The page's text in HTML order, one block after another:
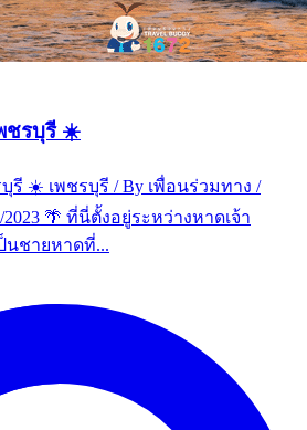
ชรบุรี ☀️
รี ☀️ เพชรบุรี / By เพื่อนร่วมทาง /
🌴 ที่นี่ตั้งอยู่ระหว่างหาดเจ้า
นชายหาดที่...